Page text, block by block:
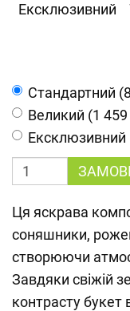
Ексклюзивний
Cтандартний
Великий (1 459
Ексклюзивний
Ця яскрава
соняшники,
створюючи
Завдяки свіжій
контрасту букет